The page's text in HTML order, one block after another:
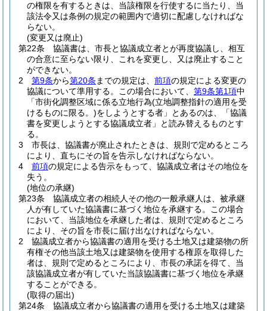
の権限を有するときは、当該権限を行使するに当たり、当
該法令又は条例の規定の範囲内で適切に配慮しなければな
らない。
(変更又は廃止)
第22条
協議書は、市長と協議成立者とが再度協議し、相互
の合意に至らない限り、これを変更し、又は廃止すること
ができない。
2
第9条から第20条 までの規定は、 前項の規定による変更の
協議について準用する。
この場合において、 第9条第1項中
「市街化調整区域に係る立地行為(立地調整指針の適用を受
けるものに限る。)をしようとする者」とあるのは、「協議
書を変更しようとする協議成立者」と読み替えるものとす
る。
3
市長は、協議書が廃止されたときは、規則で定めるところ
により、直ちにその旨を告示しなければならない。
4
前項の規定による告示をもって、協議成立者はその地位を
失う。
(地位の承継)
第23条
協議成立者の相続人その他の一般承継人は、被承継
人が有していた協議書に基づく地位を承継する。
この場合
において、当該地位を承継した者は、規則で定めるところ
により、その旨を市長に届け出なければならない。
2
協議成立者から協議書の適用を受ける土地又は建築物の所
有権その他当該土地又は建築物を使用する権原を取得した
者は、規則で定めるところにより、市長の承諾を得て、当
該協議成立者が有していた当該協議書に基づく地位を承継
することができる。
(取得の届出)
第24条
協議成立者から協議書の適用を受ける土地又は建築